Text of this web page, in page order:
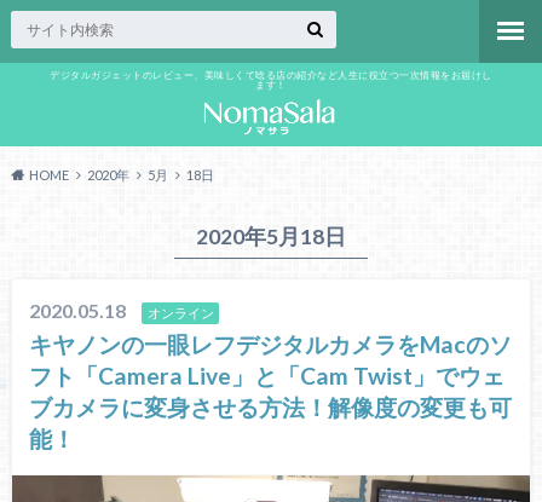
デジタルガジェットのレビュー、美味しくて唸る店の紹介など人生に役立つ一次情報をお届けし
ます！
HOME 2020年 5月 18日
2020年5月18日
2020.05.18 オンライン
キヤノンの一眼レフデジタルカメラをMacのソ
フト「Camera Live」と「Cam Twist」でウェ
ブカメラに変身させる方法！解像度の変更も可
能！